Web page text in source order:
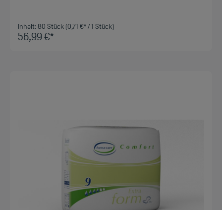
Inhalt:80 Stück (0,71 €* / 1 Stück)
56,99 €*